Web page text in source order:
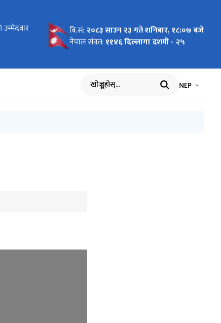
उम्मेदवार
लागि नाम
लागि नाम
विवरण
१००
वि.सं: २०८३ साउन २३ गते शनिबार, १८:०७ बजे
नेपाल संवत: ११४६ दिल्लागा दशमी - २५
खोज्नुहोस् भाषा चयन
NEP